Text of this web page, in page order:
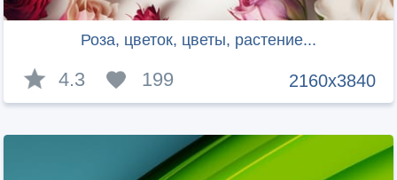
Роза, цветок, цветы, растение...
2160x3840
4.3 199